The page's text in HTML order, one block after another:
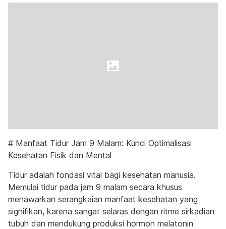
# Manfaat Tidur Jam 9 Malam: Kunci Optimalisasi
Kesehatan Fisik dan Mental
Tidur adalah fondasi vital bagi kesehatan manusia.
Memulai tidur pada jam 9 malam secara khusus
menawarkan serangkaian manfaat kesehatan yang
signifikan, karena sangat selaras dengan ritme sirkadian
tubuh dan mendukung produksi hormon melatonin